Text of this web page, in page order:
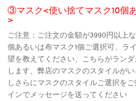
③マスク<使い捨てマスク10個
>
ご注意：ご注文の金額が3990円以上
個あるいは布マスク1個ご選択可、ラ
望を教えてください、こちらがラン
します、弊店のマスクのスタイルが
しさらにマスクのスタイルご選択を
インでメッセージを送ってください